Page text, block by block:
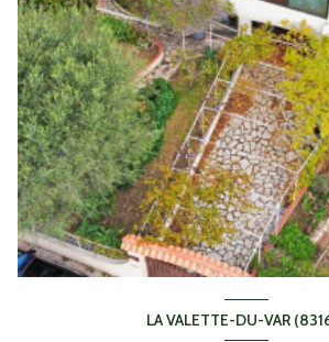
LA VALETTE-DU-VAR